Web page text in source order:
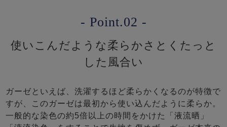
- Point.02 -
使いこんだような柔らかさとくたっと
した風合い
ガーゼといえば、洗濯するほど柔らかくなるのが特徴で
すが、このガーゼは最初から使い込んだように柔らか。
一般的な染色の約5倍以上の時間をかけた「液流晒」